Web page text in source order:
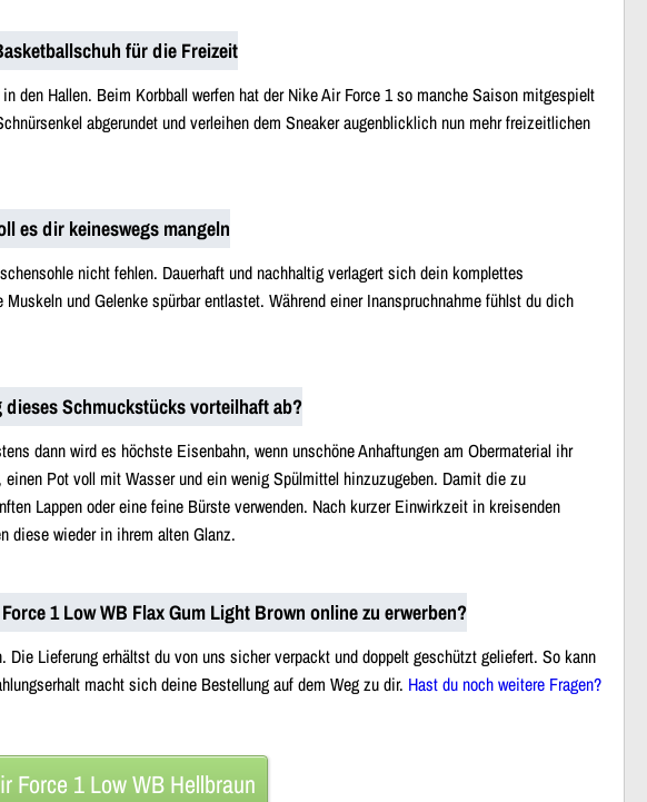
für die Freizeit
den Hallen. Beim Korbball werfen hat der Nike Air Force 1 so manche Saison mitgespielt
abgerundet und verleihen dem Sneaker augenblicklich nun mehr freizeitlichen
es dir keineswegs mangeln
nicht fehlen. Dauerhaft und nachhaltig verlagert sich dein komplettes
und Gelenke spürbar entlastet. Während einer Inanspruchnahme fühlst du dich
Schmuckstücks vorteilhaft ab?
dann wird es höchste Eisenbahn, wenn unschöne Anhaftungen am Obermaterial ihr
Pot voll mit Wasser und ein wenig Spülmittel hinzuzugeben. Damit die zu
Lappen oder eine feine Bürste verwenden. Nach kurzer Einwirkzeit in kreisenden
diese wieder in ihrem alten Glanz.
1 Low WB Flax Gum Light Brown online zu erwerben?
Lieferung erhältst du von uns sicher verpackt und doppelt geschützt geliefert. So kann
macht sich deine Bestellung auf dem Weg zu dir. Hast du noch weitere Fragen?
Force 1 Low WB Hellbraun